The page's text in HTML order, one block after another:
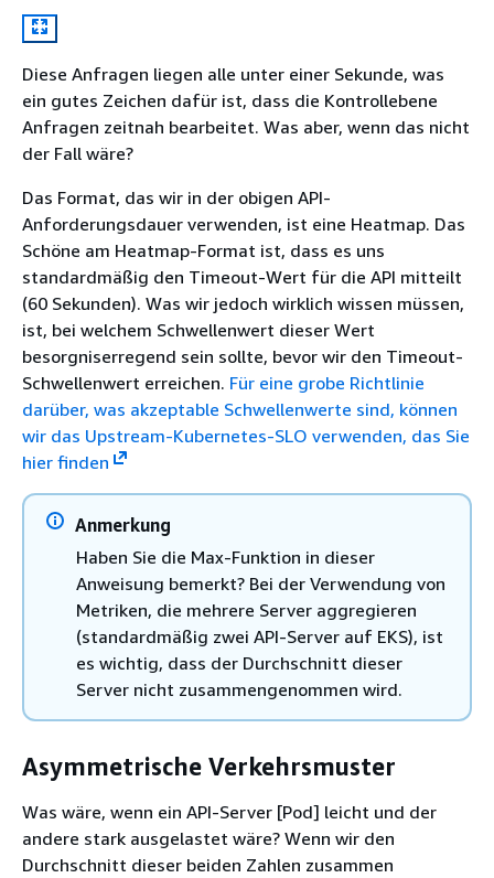
Diese Anfragen liegen alle unter einer Sekunde, was
ein gutes Zeichen dafür ist, dass die Kontrollebene
Anfragen zeitnah bearbeitet. Was aber, wenn das nicht
der Fall wäre?
Das Format, das wir in der obigen API-
Anforderungsdauer verwenden, ist eine Heatmap. Das
Schöne am Heatmap-Format ist, dass es uns
standardmäßig den Timeout-Wert für die API mitteilt
(60 Sekunden). Was wir jedoch wirklich wissen müssen,
ist, bei welchem Schwellenwert dieser Wert
besorgniserregend sein sollte, bevor wir den Timeout-
Schwellenwert erreichen. Für eine grobe Richtlinie
darüber, was akzeptable Schwellenwerte sind, können
wir das Upstream-Kubernetes-SLO verwenden, das Sie
hier finden
Anmerkung
Haben Sie die Max-Funktion in dieser
Anweisung bemerkt? Bei der Verwendung von
Metriken, die mehrere Server aggregieren
(standardmäßig zwei API-Server auf EKS), ist
es wichtig, dass der Durchschnitt dieser
Server nicht zusammengenommen wird.
Asymmetrische Verkehrsmuster
Was wäre, wenn ein API-Server [Pod] leicht und der
andere stark ausgelastet wäre? Wenn wir den
Durchschnitt dieser beiden Zahlen zusammen